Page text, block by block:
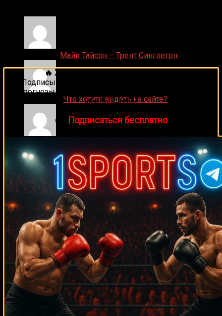
Майк Тайсон – Трент Синглетон
Что хотите видеть на сайте?
Ляяляляляояо onСмотреть UFC 324: Гэйтжи –
Пимблетт
Medik on Смотреть UFC 322 Делла Маддалена –
Махачев
Случайные боксеры
Давид Торрес Марвис Фрейзер Джастин Фортуне Брейдис
Прескотт Келл Брук Ларри О’Шилдс Эли Диксон Карл Фроч Бенил
Дариуш Титульные бои по боксу
🔥 Хочешь зарабатывать на спорте?
Подписывайся на наш Telegram-канал
прогнозы на единоборства и другие виды спорта
каждый день!
👉 Подписаться бесплатно